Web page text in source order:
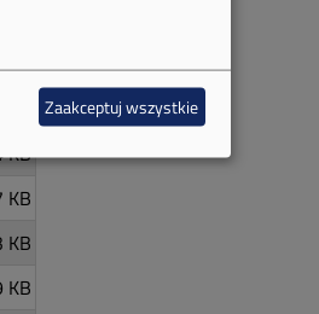
KB
KB
KB
KB
KB
Zaakceptuj wszystkie